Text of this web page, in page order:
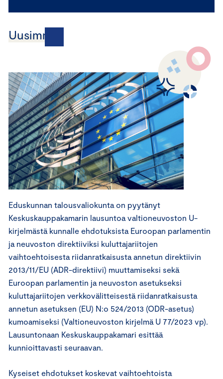
Uusimmat
Eduskunnan talousvaliokunta on pyytänyt
Keskuskauppakamarin lausuntoa valtioneuvoston U-
kirjelmästä kunnalle ehdotuksista Euroopan parlamentin
ja neuvoston direktiiviksi kuluttajariitojen
vaihtoehtoisesta riidanratkaisusta annetun direktiivin
2013/11/EU (ADR-direktiivi) muuttamiseksi sekä
Euroopan parlamentin ja neuvoston asetukseksi
kuluttajariitojen verkkovälitteisestä riidanratkaisusta
annetun asetuksen (EU) N:o 524/2013 (ODR-asetus)
kumoamiseksi (Valtioneuvoston kirjelmä U 77/2023 vp).
Lausuntonaan Keskuskauppakamari esittää
kunnioittavasti seuraavan.
Kyseiset ehdotukset koskevat vaihtoehtoista